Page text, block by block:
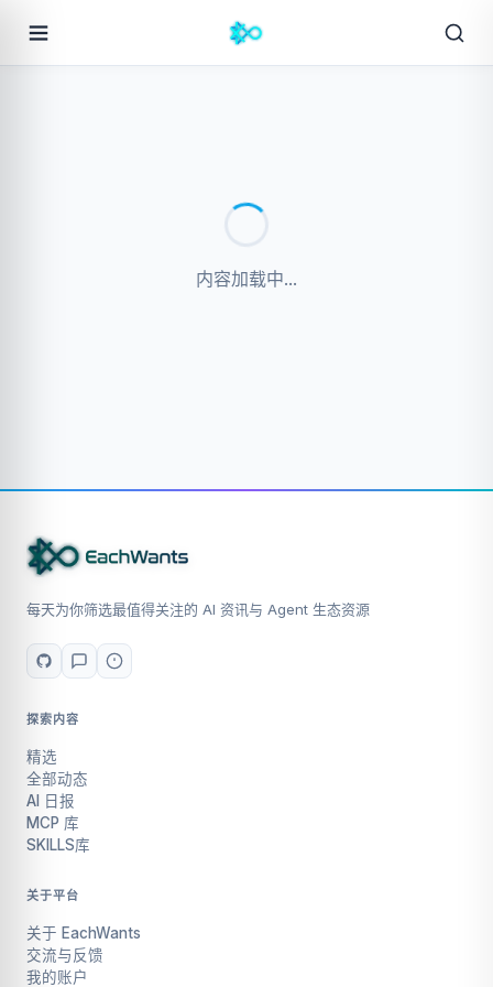
内容加载中...
每天为你筛选最值得关注的 AI 资讯与 Agent 生态资源
探索内容
精选
全部动态
AI 日报
MCP 库
SKILLS库
关于平台
关于 EachWants
交流与反馈
我的账户